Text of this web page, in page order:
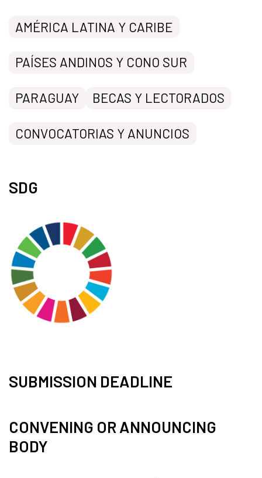
AMÉRICA LATINA Y CARIBE
PAÍSES ANDINOS Y CONO SUR
PARAGUAY BECAS Y LECTORADOS
CONVOCATORIAS Y ANUNCIOS
SDG
SUBMISSION DEADLINE
CONVENING OR ANNOUNCING
BODY